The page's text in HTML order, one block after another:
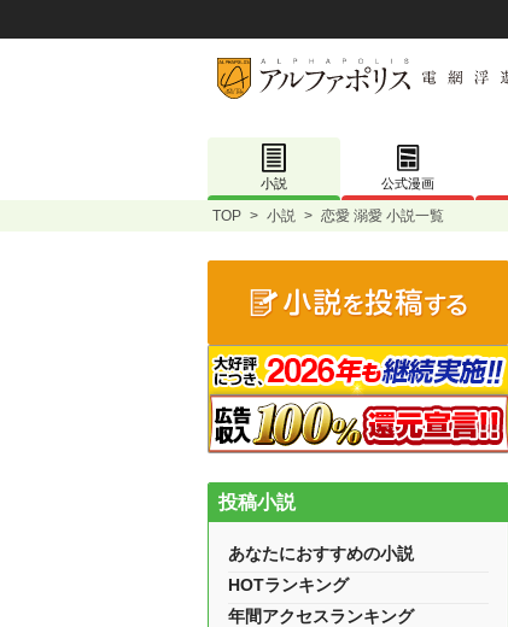
小説 公式漫画
TOP > 小説 > 恋愛 溺愛 小説一覧
投稿小説
あなたにおすすめの小説
HOTランキング
年間アクセスランキング